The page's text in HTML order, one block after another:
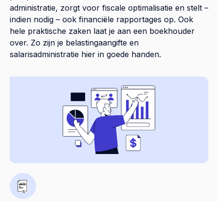
administratie, zorgt voor fiscale optimalisatie en stelt –
indien nodig – ook financiële rapportages op. Ook
hele praktische zaken laat je aan een boekhouder
over. Zo zijn je belastingaangifte en
salarisadministratie hier in goede handen.